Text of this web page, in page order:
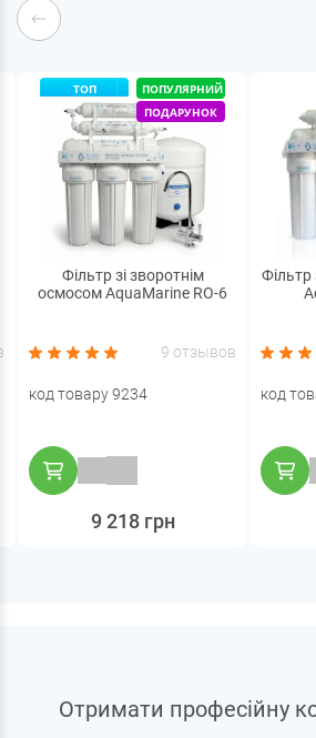
ТОП
ПОПУЛЯРНИЙ
ПОДАРУНОК
Фільтр зі зворотнім
осмосом AquaMarine RO-6
9 отзывов
код товару 9234
9 218 грн
Фільтр
код
Отримати професійну